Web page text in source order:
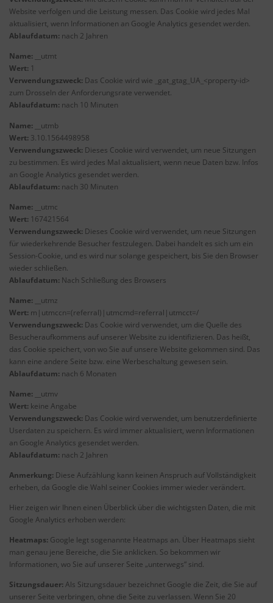
Website verfolgen und die Leistung messen. Das Cookie wird jedes Mal
aktualisiert, wenn Informationen an Google Analytics gesendet werden.
Ablaufdatum: nach 2 Jahren
Name: __utmt
Wert: 1
Verwendungszweck: Das Cookie wird wie _gat_gtag_UA_<property-id>
zum Drosseln der Anforderungsrate verwendet.
Ablaufdatum: nach 10 Minuten
Name: __utmb
Wert: 3.10.1564498958
Verwendungszweck: Dieses Cookie wird verwendet, um neue Sitzungen
zu bestimmen. Es wird jedes Mal aktualisiert, wenn neue Daten bzw. Infos
an Google Analytics gesendet werden.
Ablaufdatum: nach 30 Minuten
Name: __utmc
Wert: 167421564
Verwendungszweck: Dieses Cookie wird verwendet, um neue Sitzungen
für wiederkehrende Besucher festzulegen. Dabei handelt es sich um ein
Session-Cookie, und es wird nur solange gespeichert, bis Sie den Browser
wieder schließen.
Ablaufdatum: Nach Schließung des Browsers
Name: __utmz
Wert: m|utmccn=(referral)|utmcmd=referral|utmcct=/
Verwendungszweck: Das Cookie wird verwendet, um die Quelle des
Besucheraufkommens auf unserer Website zu identifizieren. Das heißt,
das Cookie speichert, von wo Sie auf unsere Website gekommen sind. Das
kann eine andere Seite bzw. eine Werbeschaltung gewesen sein.
Ablaufdatum: nach 6 Monaten
Name: __utmv
Wert: keine Angabe
Verwendungszweck: Das Cookie wird verwendet, um benutzerdefinierte
Userdaten zu speichern. Es wird immer aktualisiert, wenn Informationen
an Google Analytics gesendet werden.
Ablaufdatum: nach 2 Jahren
Anmerkung: Diese Aufzählung kann keinen Anspruch auf Vollständigkeit
erheben, da Google die Wahl seiner Cookies immer wieder verändert.
Hier zeigen wir Ihnen einen Überblick über die wichtigsten Daten, die mit
Google Analytics erhoben werden:
Heatmaps: Google legt sogenannte Heatmaps an. Über Heatmaps sieht
man genau jene Bereiche, die Sie anklicken. So bekommen wir
Informationen, wo Sie auf unserer Seite „unterwegs“ sind.
Sitzungsdauer: Als Sitzungsdauer bezeichnet Google die Zeit, die Sie auf
unserer Seite verbringen, ohne die Seite zu verlassen. Wenn Sie 20